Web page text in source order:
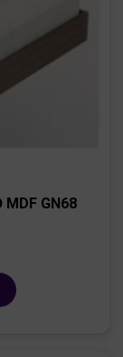
MDF GN68